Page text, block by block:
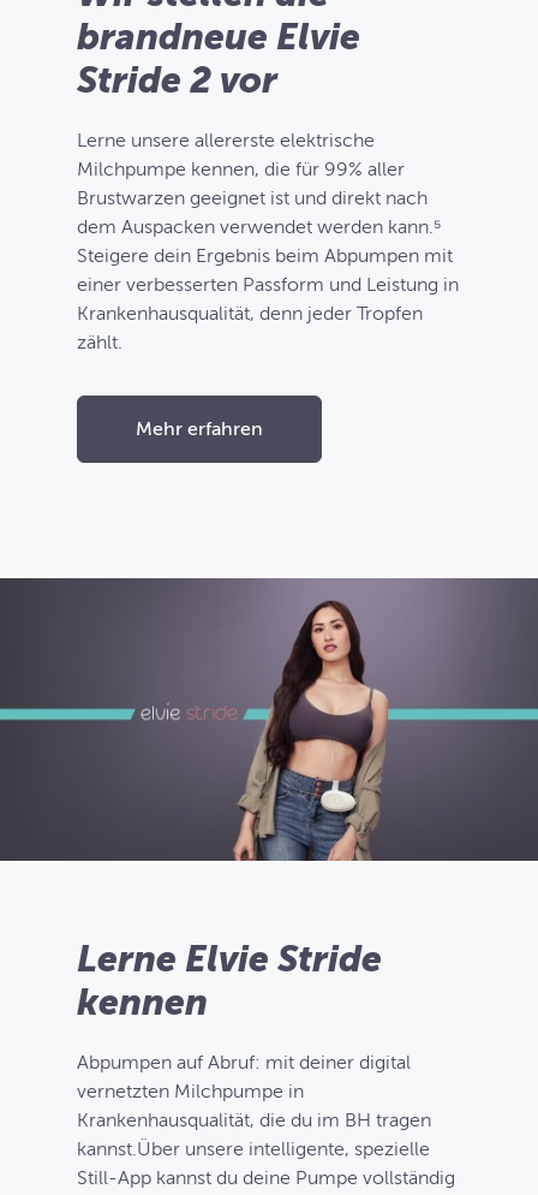
brandneue Elvie
Stride 2 vor
Lerne unsere allererste elektrische
Milchpumpe kennen, die für 99% aller
Brustwarzen geeignet ist und direkt nach
dem Auspacken verwendet werden kann.⁵
Steigere dein Ergebnis beim Abpumpen mit
einer verbesserten Passform und Leistung in
Krankenhausqualität, denn jeder Tropfen
zählt.
Mehr erfahren
Lerne Elvie Stride
kennen
Abpumpen auf Abruf: mit deiner digital
vernetzten Milchpumpe in
Krankenhausqualität, die du im BH tragen
kannst.Über unsere intelligente, spezielle
Still-App kannst du deine Pumpe vollständig